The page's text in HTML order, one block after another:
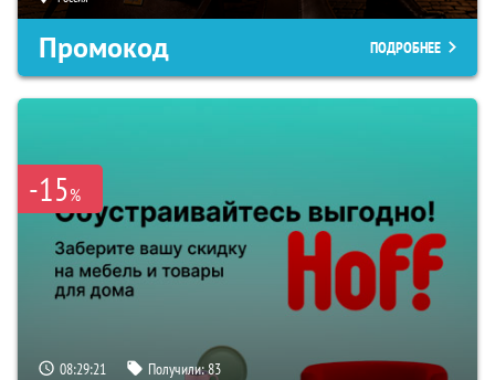
Промокод ПОДРОБНЕЕ
-15%
08:29:20 Получили:83